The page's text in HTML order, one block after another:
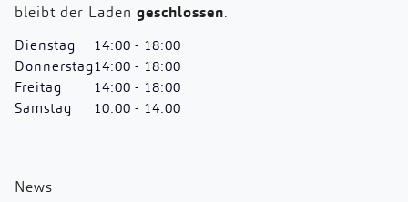
bleibt der Laden geschlossen.
Dienstag
Donnerstag
Freitag
Samstag
14:00 - 18:00
14:00 - 18:00
14:00 - 18:00
10:00 - 14:00
News